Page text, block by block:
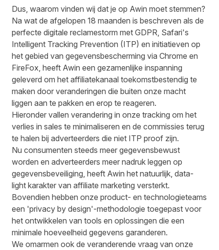
Dus, waarom vinden wij dat je op Awin moet stemmen?
Na wat de afgelopen 18 maanden is beschreven als de
perfecte digitale reclamestorm met GDPR, Safari's
Intelligent Tracking Prevention (ITP) en initiatieven op
het gebied van gegevensbescherming via Chrome en
FireFox, heeft Awin een gezamenlijke inspanning
geleverd om het affiliatekanaal toekomstbestendig te
maken door veranderingen die buiten onze macht
liggen aan te pakken en erop te reageren.
Hieronder vallen verandering in onze tracking om het
verlies in sales te minimaliseren en de commissies terug
te halen bij adverteerders die niet ITP proof zijn.
Nu consumenten steeds meer gegevensbewust
worden en adverteerders meer nadruk leggen op
gegevensbeveiliging, heeft Awin het natuurlijk, data-
light karakter van affiliate marketing versterkt.
Bovendien hebben onze product- en technologieteams
een 'privacy by design'-methodologie toegepast voor
het ontwikkelen van tools en oplossingen die een
minimale hoeveelheid gegevens garanderen.
We omarmen ook de veranderende vraag van onze